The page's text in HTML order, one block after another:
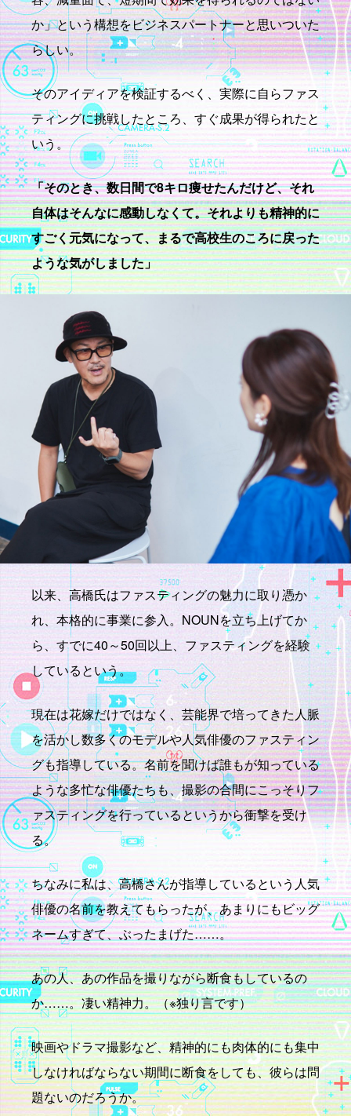
か」という構想をビジネスパートナーと思いついた
らしい。
そのアイディアを検証するべく、実際に自らファス
ティングに挑戦したところ、すぐ成果が得られたと
いう。
「そのとき、数日間で8キロ痩せたんだけど、それ
自体はそんなに感動しなくて。それよりも精神的に
すごく元気になって、まるで高校生のころに戻った
ような気がしました」
以来、高橋氏はファスティングの魅力に取り憑か
れ、本格的に事業に参入。NOUNを立ち上げてか
ら、すでに40～50回以上、ファスティングを経験
しているという。
現在は花嫁だけではなく、芸能界で培ってきた人脈
を活かし数多くのモデルや人気俳優のファスティン
グも指導している。名前を聞けば誰もが知っている
ような多忙な俳優たちも、撮影の合間にこっそりフ
ァスティングを行っているというから衝撃を受け
る。
ちなみに私は、高橋さんが指導しているという人気
俳優の名前を教えてもらったが、あまりにもビッグ
ネームすぎて、ぶったまげた……。
あの人、あの作品を撮りながら断食もしているの
か……。凄い精神力。（※独り言です）
映画やドラマ撮影など、精神的にも肉体的にも集中
しなければならない期間に断食をしても、彼らは問
題ないのだろうか。